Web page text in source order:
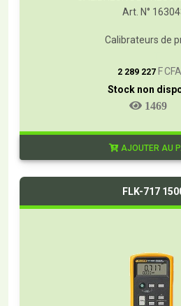
Art. N°
Calibrateurs de
2 289 227 F
Stock non
1469
AJOUTER AU
FLK-717